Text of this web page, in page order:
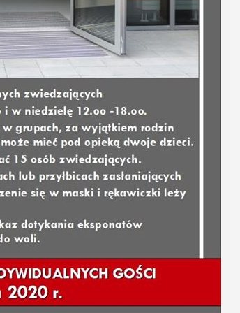
regionalizmy - małe ...
POKAŻ SZCZEGÓŁY